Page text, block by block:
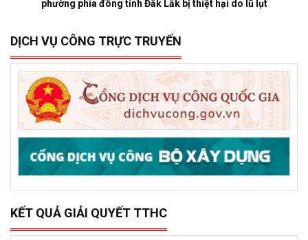
phường phía đông tỉnh Đắk Lắk bị thiệt hại do lũ lụt
DỊCH VỤ CÔNG TRỰC TRUYẾN
KẾT QUẢ GIẢI QUYẾT TTHC